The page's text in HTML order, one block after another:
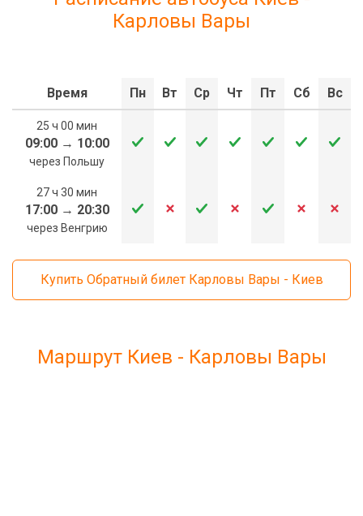
Карловы Вары
Время Пн Вт Ср Чт Пт Сб Вс
25 ч 00 мин
09:00→ 10:00
через Польшу
27 ч 30 мин
17:00→ 20:30
через Венгрию
Купить Обратный билет Карловы Вары - Киев
Маршрут Киев - Карловы Вары